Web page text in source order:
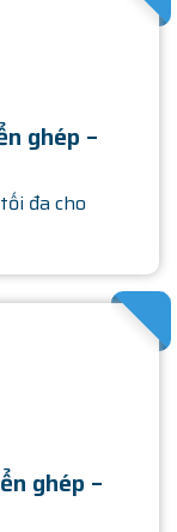
ghép –
đa cho
ghép –